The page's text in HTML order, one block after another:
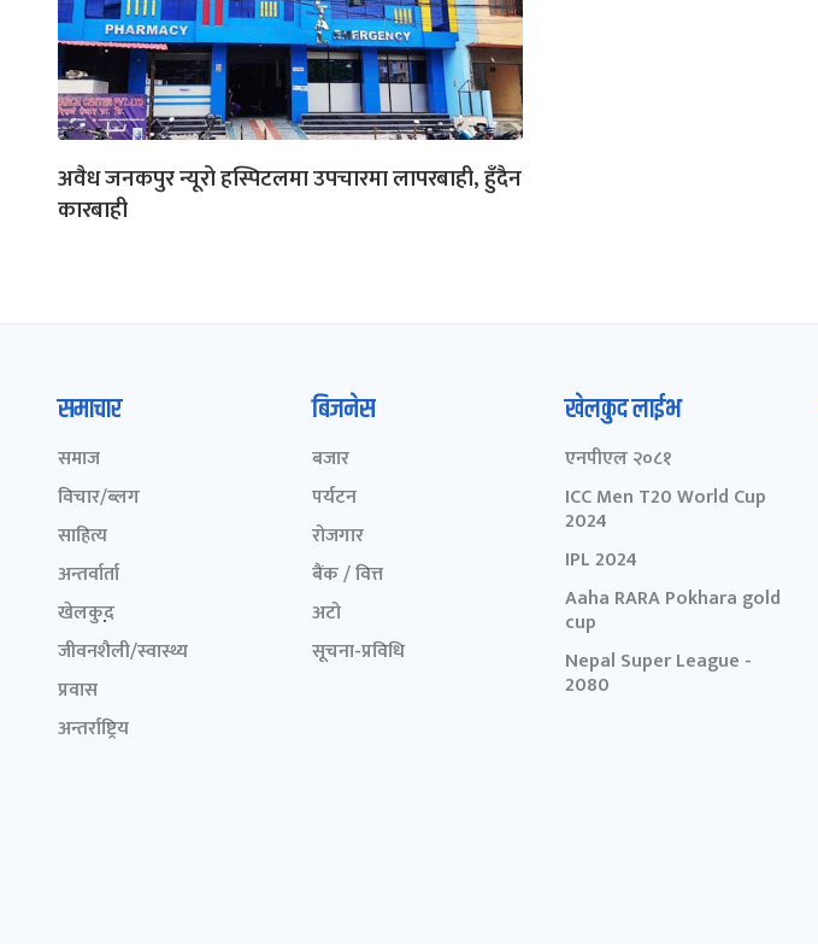
अवैध जनकपुर न्यूरो हस्पिटलमा उपचारमा लापरबाही, हुँदैन
कारबाही
समाचार
समाज
विचार/ब्लग
साहित्य
अन्तर्वार्ता
खेलकुद़़
जीवनशैली/स्वास्थ्य
प्रवास
अन्तर्राष्ट्रिय
बिजनेस
बजार
पर्यटन
रोजगार
बैंक / वित्त
अटो
सूचना-प्रविधि
खेलकुद लाईभ
एनपीएल २०८१
ICC Men T20 World Cup
2024
IPL 2024
Aaha RARA Pokhara gold
cup
Nepal Super League -
2080